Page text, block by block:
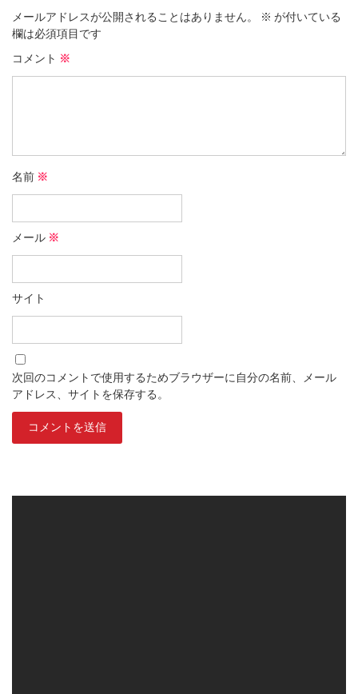
メールアドレスが公開されることはありません。
※ が付いている
欄は必須項目です
コメント ※
名前 ※
メール ※
サイト
次回のコメントで使用するためブラウザーに自分の名前、メール
アドレス、サイトを保存する。